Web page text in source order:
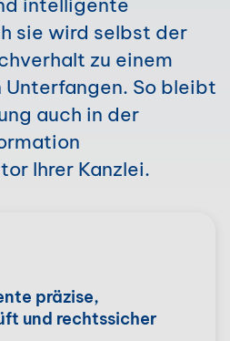
intelligente
sie wird selbst der
zu einem
So bleibt
auch in der
Ihrer Kanzlei.
präzise,
und rechtssicher